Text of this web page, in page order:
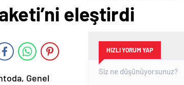
eleştirdi
Genel
HIZLI YORUM YAP